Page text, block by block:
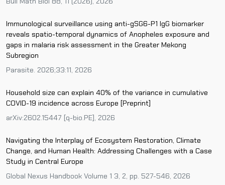
Immunological surveillance using anti-gSG6-P1 IgG biomarker
reveals spatio-temporal dynamics of Anopheles exposure and
gaps in malaria risk assessment in the Greater Mekong
Subregion
Parasite. 2026;33:11, 2026
Household size can explain 40% of the variance in cumulative
COVID-19 incidence across Europe [Preprint]
arXiv:2602.15447 [q-bio.PE], 2026
Navigating the Interplay of Ecosystem Restoration, Climate
Change, and Human Health: Addressing Challenges with a Case
Study in Central Europe
Global Nexus Handbook Volume 1 3, 2, pp. 527-546, 2026